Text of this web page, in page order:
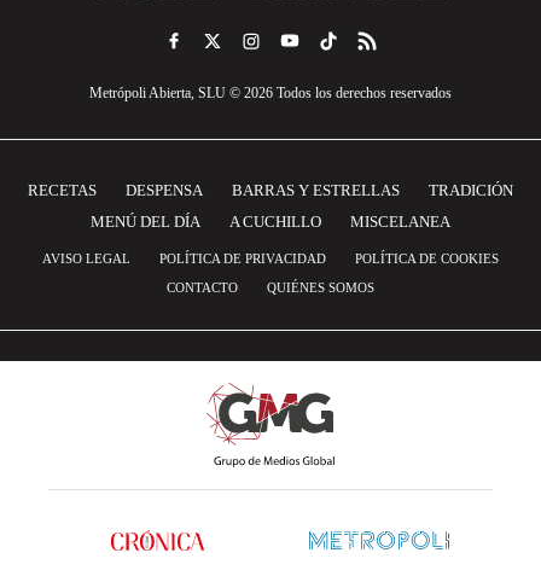
Metrópoli Abierta, SLU © 2026 Todos los derechos reservados
RECETAS DESPENSA BARRAS Y ESTRELLAS
TRADICIÓN
MENÚ DEL DÍA
A CUCHILLO MISCELANEA
AVISO LEGAL POLÍTICA DE PRIVACIDAD
POLÍTICA DE COOKIES
CONTACTO
QUIÉNES SOMOS